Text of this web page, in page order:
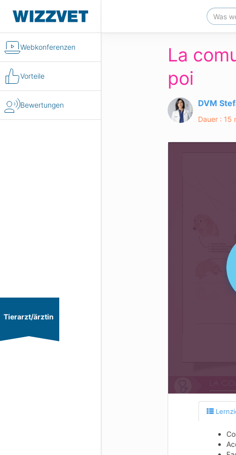
Webkonferenzen
Vorteile
Bewertungen
Tierarzt/ärztin
La
poi
DVM
Dauer : 15